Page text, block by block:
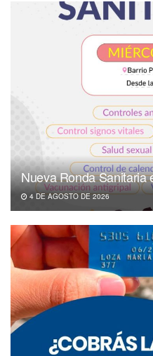
Nueva Ronda Sanitaria
4 DE AGOSTO DE 2026